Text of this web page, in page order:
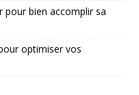
bien accomplir sa
optimiser vos